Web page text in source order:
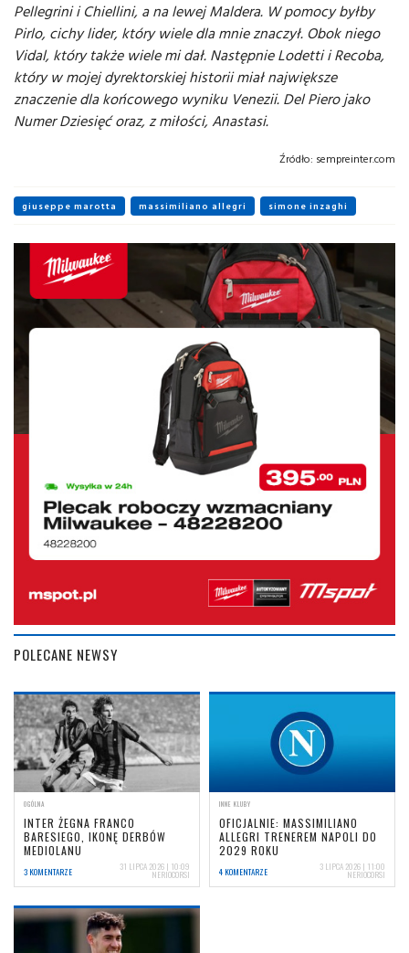
Pellegrini i Chiellini, a na lewej Maldera. W pomocy byłby
Pirlo, cichy lider, który wiele dla mnie znaczył. Obok niego
Vidal, który także wiele mi dał. Następnie Lodetti i Recoba,
który w mojej dyrektorskiej historii miał największe
znaczenie dla końcowego wyniku Venezii. Del Piero jako
Numer Dziesięć oraz, z miłości, Anastasi.
Źródło: sempreinter.com
giuseppe marotta massimiliano allegri simone inzaghi
POLECANE NEWSY
OGÓLNA
INTER ŻEGNA FRANCO
BARESIEGO, IKONĘ DERBÓW
MEDIOLANU
3 KOMENTARZE 31 LIPCA 2026 | 10:09
NERIOCORSI
INNE KLUBY
OFICJALNIE: MASSIMILIANO
ALLEGRI TRENEREM NAPOLI DO
2029 ROKU
4 KOMENTARZE 3 LIPCA 2026 | 11:00
NERIOCORSI